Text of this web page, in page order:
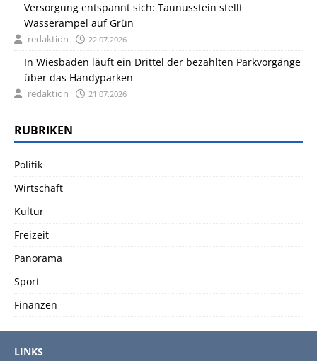
Versorgung entspannt sich: Taunusstein stellt
Wasserampel auf Grün
redaktion 22.07.2026
In Wiesbaden läuft ein Drittel der bezahlten Parkvorgänge
über das Handyparken
redaktion 21.07.2026
RUBRIKEN
Politik
Wirtschaft
Kultur
Freizeit
Panorama
Sport
Finanzen
LINKS